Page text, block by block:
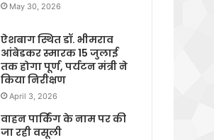
May 30, 2026
ऐशबाग स्थित डॉ. भीमराव
आंबेडकर स्मारक 15 जुलाई
तक होगा पूर्ण, पर्यटन मंत्री ने
किया निरीक्षण
April 3, 2026
वाहन पार्किंग के नाम पर की
जा रही वसूली